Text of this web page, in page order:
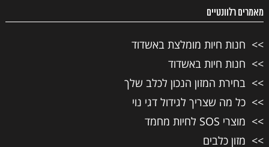
מאמרים רלוונטיים
חנות חיות מומלצת באשדוד
חנות חיות באשדוד
בחירת המזון הנכון לכלב שלך
כל מה שצריך לגידול דגי נוי
מוצרי SOS לחיות מחמד
מזון כלבים